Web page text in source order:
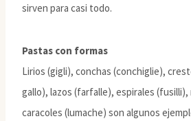
sirven para casi todo.
Pastas con formas
Lirios (gigli), conchas (conchiglie),
gallo), lazos (farfalle), espirales
caracoles (lumache) son algunos